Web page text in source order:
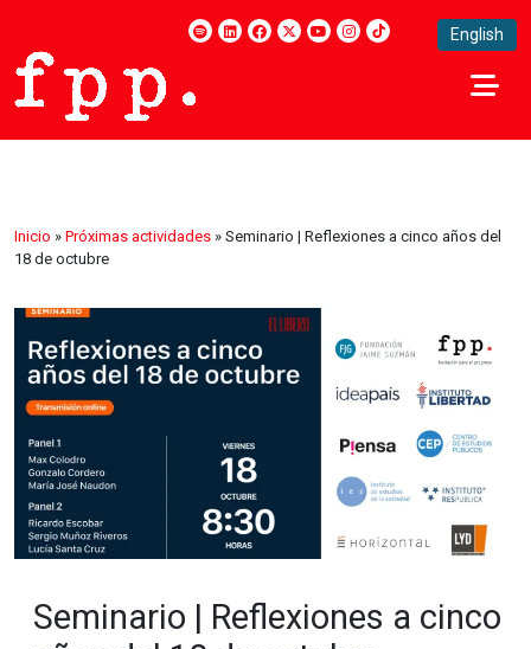
English
Inicio » Próximas actividades » Seminario | Reflexiones a cinco años del
18 de octubre
Seminario | Reflexiones a cinco